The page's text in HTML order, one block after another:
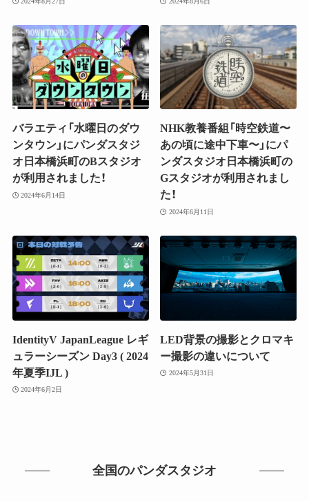
バラエティ「水曜日のダウ
ンタウン」にパンダスタジ
オ日本橋浜町のBスタジオ
が利用されました！
2024年6月14日
NHK教養番組「時空鉄道〜
あの頃に途中下車〜」にパ
ンダスタジオ日本橋浜町の
Gスタジオが利用されまし
た！
2024年6月11日
IdentityV JapanLeague レギ
ュラーシーズン Day3 ( 2024
年夏季IJL )
2024年6月2日
LED背景の撮影とクロマキ
ー撮影の違いについて
2024年5月31日
全国のパンダスタジオ